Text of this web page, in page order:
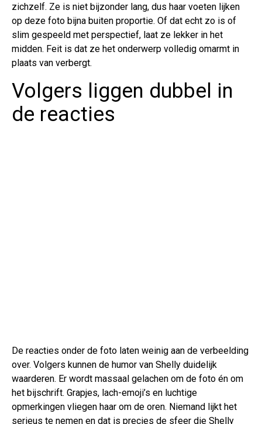
zichzelf. Ze is niet bijzonder lang, dus haar voeten lijken
op deze foto bijna buiten proportie. Of dat echt zo is of
slim gespeeld met perspectief, laat ze lekker in het
midden. Feit is dat ze het onderwerp volledig omarmt in
plaats van verbergt.
Volgers liggen dubbel in
de reacties
De reacties onder de foto laten weinig aan de verbeelding
over. Volgers kunnen de humor van Shelly duidelijk
waarderen. Er wordt massaal gelachen om de foto én om
het bijschrift. Grapjes, lach-emoji’s en luchtige
opmerkingen vliegen haar om de oren. Niemand lijkt het
serieus te nemen en dat is precies de sfeer die Shelly